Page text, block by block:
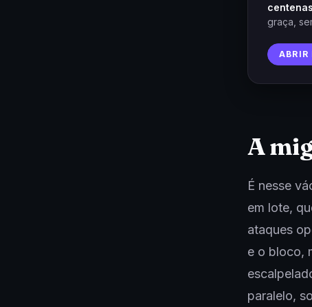
graça,
ABRIR
A
É nesse
em lote,
ataques
e o bloco,
paralelo,